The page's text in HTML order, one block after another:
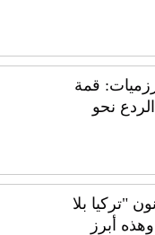
قمة
نحو
"تركيا بلا
أبرز